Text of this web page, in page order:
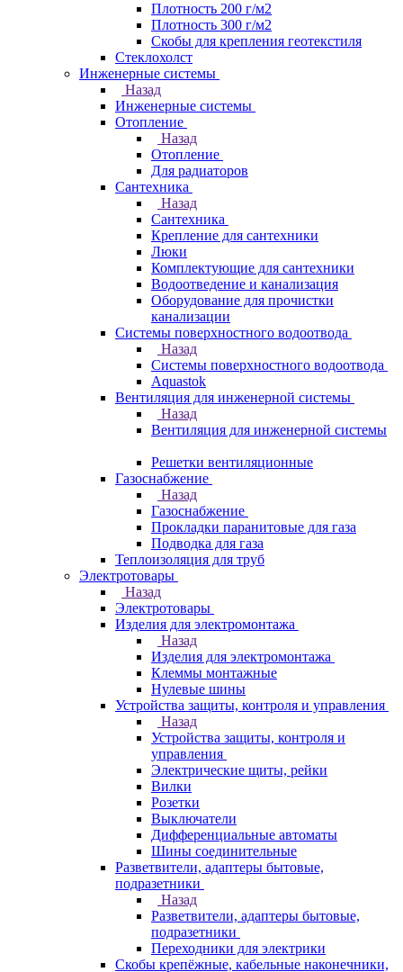
Плотность 200 г/м2
Плотность 300 г/м2
Скобы для крепления геотекстиля
Стеклохолст
Инженерные системы
Назад
Инженерные системы
Отопление
Назад
Отопление
Для радиаторов
Сантехника
Назад
Сантехника
Крепление для сантехники
Люки
Комплектующие для сантехники
Водоотведение и канализация
Оборудование для прочистки
канализации
Системы поверхностного водоотвода
Назад
Системы поверхностного водоотвода
Aquastok
Вентиляция для инженерной системы
Назад
Вентиляция для инженерной системы
Решетки вентиляционные
Газоснабжение
Назад
Газоснабжение
Прокладки паранитовые для газа
Подводка для газа
Теплоизоляция для труб
Электротовары
Назад
Электротовары
Изделия для электромонтажа
Назад
Изделия для электромонтажа
Клеммы монтажные
Нулевые шины
Устройства защиты, контроля и управления
Назад
Устройства защиты, контроля и
управления
Электрические щиты, рейки
Вилки
Розетки
Выключатели
Дифференциальные автоматы
Шины соединительные
Разветвители, адаптеры бытовые,
подразетники
Назад
Разветвители, адаптеры бытовые,
подразетники
Переходники для электрики
Скобы крепёжные, кабельные наконечники,